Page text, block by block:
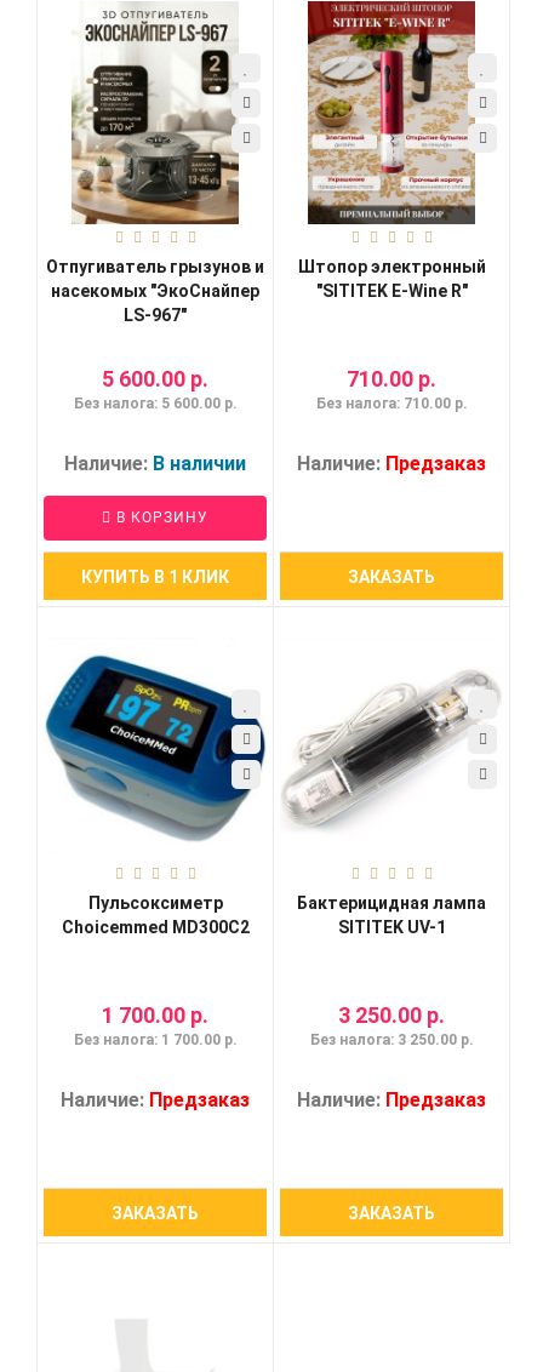
Отпугиватель грызунов и
насекомых "ЭкоСнайпер
LS-967"
5 600.00 р.
Без налога: 5 600.00 р.
Наличие: В наличии
В КОРЗИНУ
КУПИТЬ В 1 КЛИК
Штопор электронный
"SITITEK E-Wine R"
710.00 р.
Без налога: 710.00 р.
Наличие: Предзаказ
ЗАКАЗАТЬ
Пульсоксиметр
Choicemmed MD300C2
1 700.00 р.
Без налога: 1 700.00 р.
Наличие: Предзаказ
ЗАКАЗАТЬ
Бактерицидная лампа
SITITEK UV-1
3 250.00 р.
Без налога: 3 250.00 р.
Наличие: Предзаказ
ЗАКАЗАТЬ